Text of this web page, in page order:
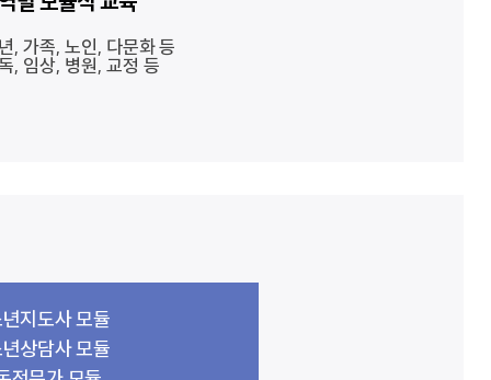
, 가족, 노인, 다문화 등
, 임상, 병원, 교정 등
지도사 모듈
상담사 모듈